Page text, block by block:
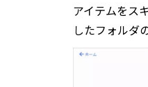
アイテムをス
したフォルダ